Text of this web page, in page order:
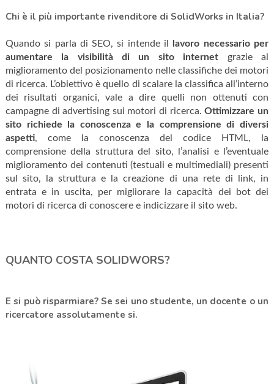
Chi è il più importante rivenditore di SolidWorks in Italia?
Quando si parla di SEO, si intende il
lavoro necessario per
aumentare la visibilità di un sito internet grazie al
miglioramento del posizionamento nelle classifiche dei motori
di ricerca. L’obiettivo è quello di scalare la classifica all’interno
dei risultati organici, vale a dire quelli non ottenuti con
campagne di advertising sui motori di ricerca.Ottimizzare un
sito richiede la conoscenza e la comprensione di diversi
aspetti, come la conoscenza del codice HTML, la
comprensione della struttura del sito, l’analisi e l’eventuale
miglioramento dei contenuti (testuali e multimediali) presenti
sul sito, la struttura e la creazione di una rete di link, in
entrata e in uscita, per migliorare la capacità dei bot dei
motori di ricerca di conoscere e indicizzare il sito web.
QUANTO COSTA SOLIDWORS?
E si può risparmiare? Se sei uno studente, un docente o un
ricercatore assolutamente si.